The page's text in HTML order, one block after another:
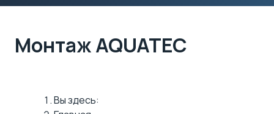
Монтаж AQUATEC
Вы здесь: